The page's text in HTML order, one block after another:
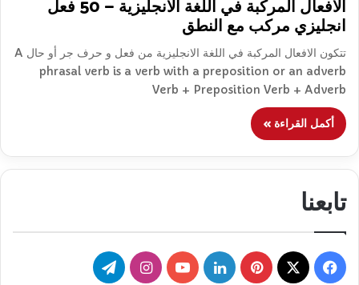
الافعال المركبة في اللغة الانجليزية – 50 فعل
انجليزي مركب مع النطق
تتكون الافعال المركبة في اللغة الانجليزية من فعل و حرف جر أو حال A
phrasal verb is a verb with a preposition or an adverb
Verb + Preposition Verb + Adverb
أكمل القراءة »
تابعنا
فيسبوك
‫X بينتيريستلينكدإن‫YouTube
انستقرامتيلقرام